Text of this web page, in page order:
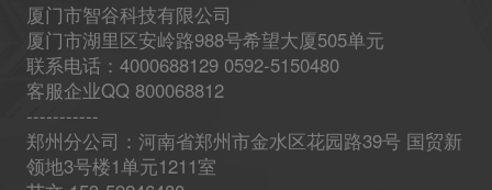
厦门市智谷科技有限公司
厦门市湖里区安岭路988号希望大厦505单元
联系电话：4000688129 0592-5150480
客服企业QQ 800068812
-----------
郑州分公司：河南省郑州市金水区花园路39号 国贸新
领地3号楼1单元1211室